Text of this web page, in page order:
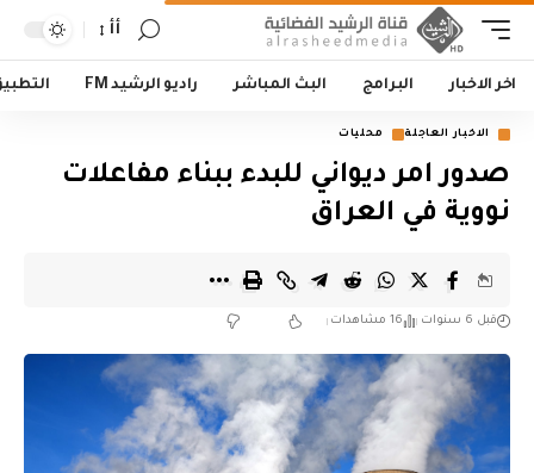
أأ
اخر الاخبار البرامج البث المباشر راديو الرشيد FM
الاخبار العاجلة محليات
صدور امر ديواني للبدء ببناء مفاعلات
نووية في العراق
قبل 6 سنوات 16 مشاهدات